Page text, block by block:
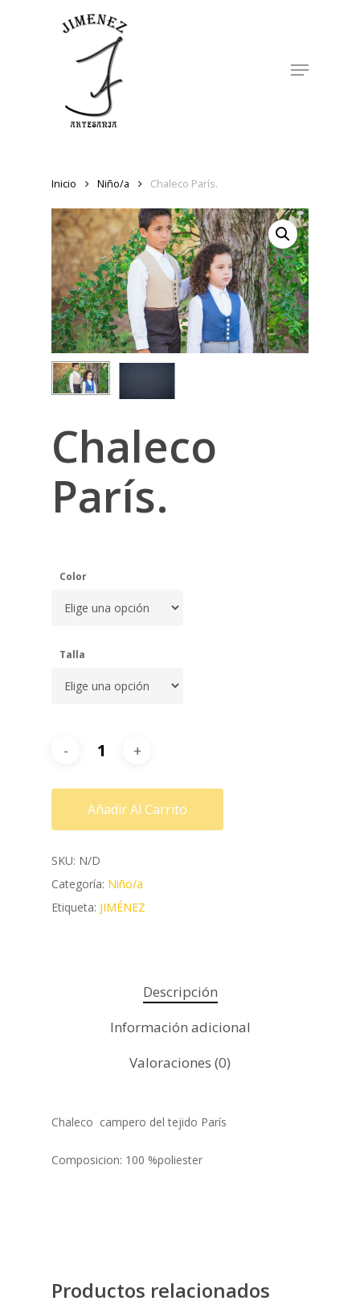
Menu
Inicio Niño/a Chaleco París.
Chaleco
París.
Color
Talla
Añadir Al Carrito
SKU: N/D
Categoría: Niño/a
Etiqueta: JIMÉNEZ
Descripción
Información adicional
Valoraciones (0)
Chaleco campero del tejido París
Composicion: 100 %poliester
Productos relacionados